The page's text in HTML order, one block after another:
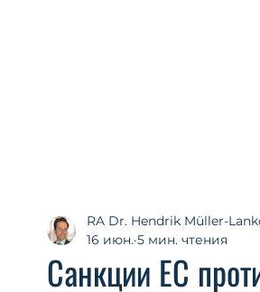
Санкции ЕС
RA Dr. Hendrik Müller-
16 июн. 5 мин. чтения